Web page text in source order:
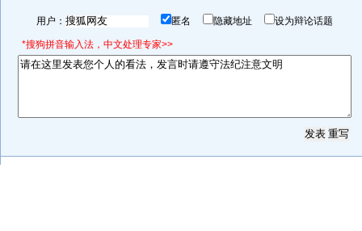
用户： 匿名 隐藏地址 设为辩论话题
*搜狗拼音输入法，中文处理专家>>